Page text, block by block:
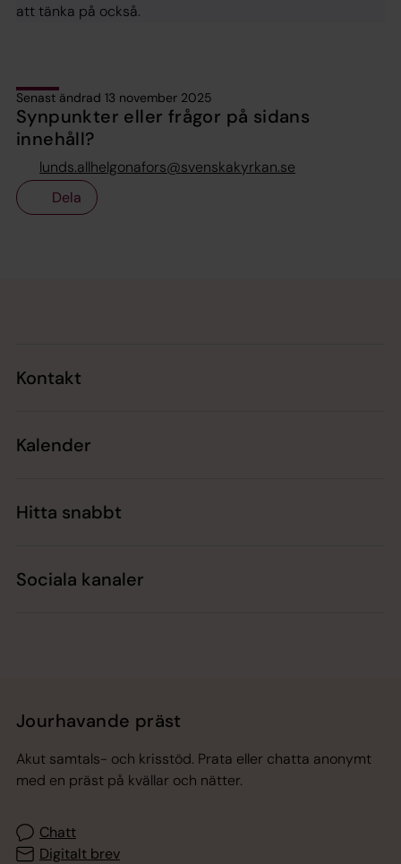
att tänka på också.
Senast ändrad 13 november 2025
Synpunkter eller frågor på sidans
innehåll?
lunds.allhelgonafors@svenskakyrkan.se
Dela
Kontakt
Kalender
Hitta snabbt
Sociala kanaler
Jourhavande präst
Akut samtals- och krisstöd. Prata eller chatta anonymt
med en präst på kvällar och nätter.
Chatt
Digitalt brev